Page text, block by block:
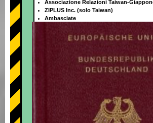
+
Associazione Relazioni Taiwan-
ZIPLUS Inc. (solo Taiwan)
Ambasciate